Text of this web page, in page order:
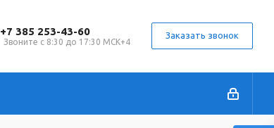
+7 385 253-43-60
Звоните с 8:30 до 17:30 МСК+4
Заказать звонок